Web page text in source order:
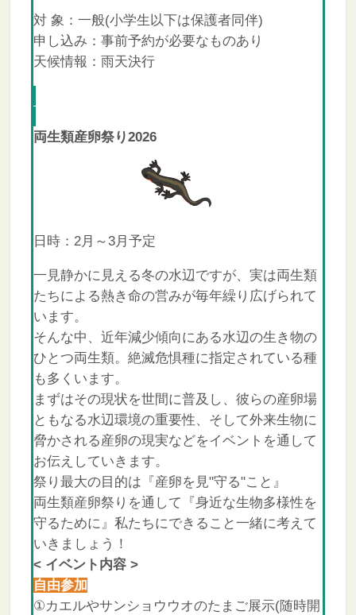
対 象：一般(小学生以下は保護者同伴)
申し込み：事前予約が必要なものあり
天候情報：雨天決行
両生類産卵祭り2026
日時：2月～3月予定
一見静かに見える冬の水辺ですが、実は両生類
たちによる熱き命の営みが毎年繰り広げられて
います。
そんな中、近年減少傾向にある水辺の生き物の
ひとつ両生類。絶滅危惧種に指定されている種
も多くいます。
まずはその現状を世間に普及し、彼らの産卵場
ともなる水辺環境の重要性、そして外来生物に
脅かされる産卵の現実などをイベントを通して
お伝えしていきます。
祭り最大の目的は『産卵を見"守る"こと』
両生類産卵祭りを通して『身近な生物多様性を
守るために』私たちにできること一緒に考えて
いきましょう！
< イベント内容 >
自由参加
①カエルやサンショウウオのたまご展示(随時開